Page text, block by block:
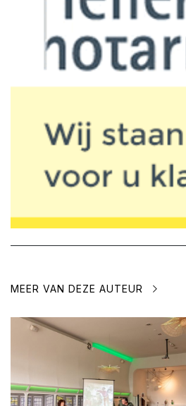
MEER VAN DEZE AUTEUR